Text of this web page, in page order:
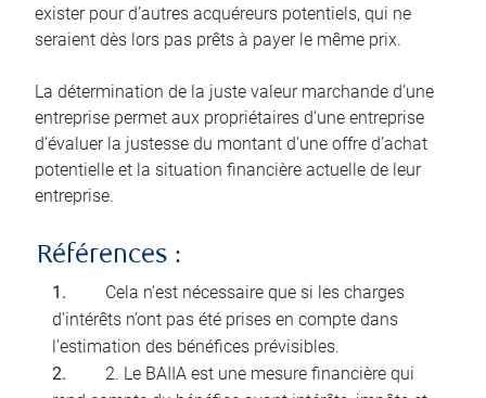
exister pour d’autres acquéreurs potentiels, qui ne
seraient dès lors pas prêts à payer le même prix.
La détermination de la juste valeur marchande d’une
entreprise permet aux propriétaires d’une entreprise
d’évaluer la justesse du montant d’une offre d’achat
potentielle et la situation financière actuelle de leur
entreprise.
Références :
Cela n’est nécessaire que si les charges
d’intérêts n’ont pas été prises en compte dans
l’estimation des bénéfices prévisibles.
2. Le BAIIA est une mesure financière qui